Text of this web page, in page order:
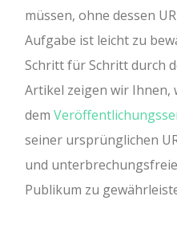
müssen, ohne dessen
Aufgabe ist leicht zu
Schritt für Schritt durch
Artikel zeigen wir Ihnen,
dem
seiner ursprünglichen
und
Publikum zu